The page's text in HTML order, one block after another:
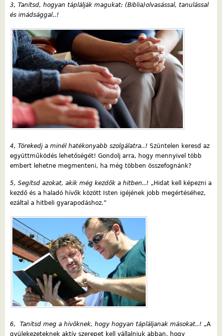
3, Tanítsd, hogyan táplálják magukat: (Biblia)olvasással, tanulással
és imádsággal..!
4, Törekedj a minél hatékonyabb szolgálatra..! Szüntelen keresd az
együttműködés lehetőségét! Gondolj arra, hogy mennyivel több
embert lehetne megmenteni, ha még többen összefognánk?
5, Segítsd azokat, akik még kezdők a hitben..! „Hidat kell képezni a
kezdő és a haladó hívők között Isten igéjének jobb megértéséhez,
ezáltal a hitbeli gyarapodáshoz.”
6, Tanítsd meg a hívőknek, hogy hogyan tápláljanak másokat..! „A
gyülekezeteknek aktív szerepet kell vállalniuk abban, hogy